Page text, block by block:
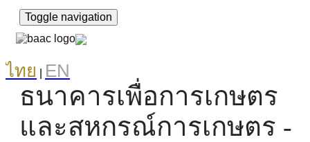
Toggle navigation
ไทย EN
ธนาคารเพื่อการเกษตร
และสหกรณ์การเกษตร -